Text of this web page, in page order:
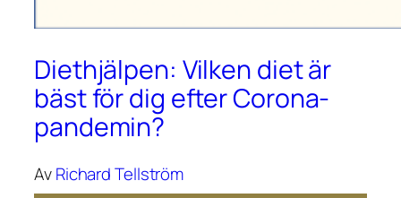
Diethjälpen: Vilken diet är
bäst för dig efter Corona-
pandemin?
AvRichard Tellström